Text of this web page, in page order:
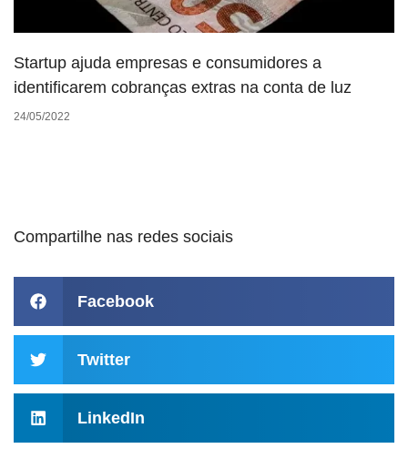
Startup ajuda empresas e consumidores a
identificarem cobranças extras na conta de luz
24/05/2022
Compartilhe nas redes sociais
Facebook
Twitter
LinkedIn